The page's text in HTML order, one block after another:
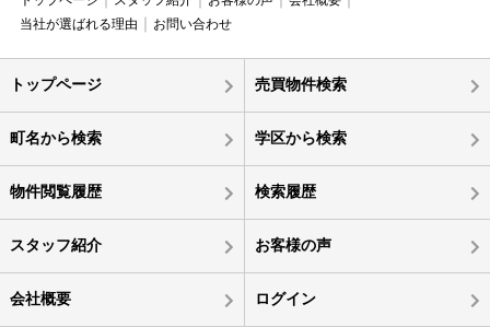
当社が選ばれる理由
お問い合わせ
トップページ 売買物件検索
町名から検索 学区から検索
物件閲覧履歴 検索履歴
スタッフ紹介 お客様の声
会社概要 ログイン